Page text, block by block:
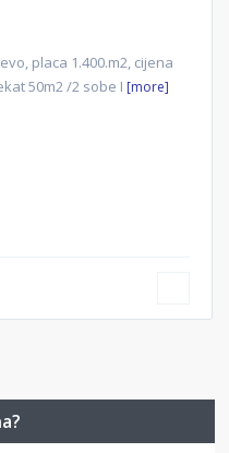
placa 1.400.m2, cijena
50m2 /2 sobe I [more]